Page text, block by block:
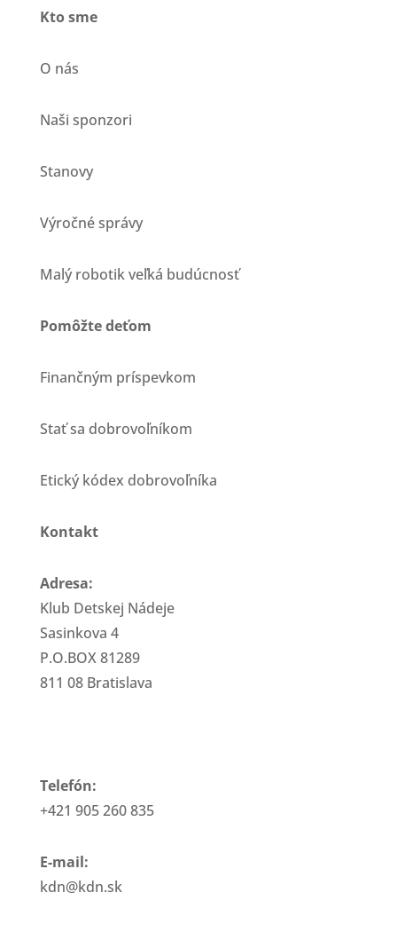
Kto sme
O nás
Naši sponzori
Stanovy
Výročné správy
Malý robotik veľká budúcnosť
Pomôžte deťom
Finančným príspevkom
Stať sa dobrovoľníkom
Etický kódex dobrovoľníka
Kontakt
Adresa:
Klub Detskej Nádeje
Sasinkova 4
P.O.BOX 81289
811 08 Bratislava
Telefón:
+421 905 260 835
E-mail:
kdn@kdn.sk